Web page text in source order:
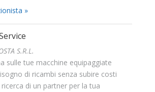
»
S.R.L.
sulle tue macchine equipaggiate
di ricambi senza subire costi
ricerca di un partner per la tua